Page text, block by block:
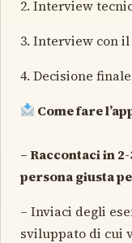
2. Interview
3. Interview con
4. Decisione finale
Come fare
– Raccontaci in
persona giusta
– Inviaci degli
sviluppato di cui